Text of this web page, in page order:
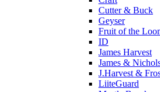
Cutter & Buck
Geyser
Fruit of the
ID
James Harvest
James &
J.Harvest &
LiiteGuard